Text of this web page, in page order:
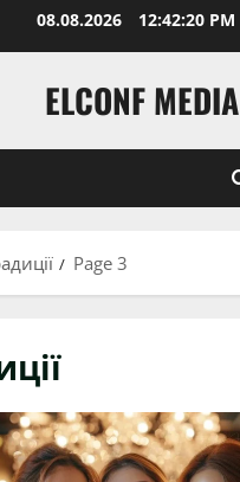
08.08.2026 12:42:21 PM
ELCONF MEDIA
Page 3